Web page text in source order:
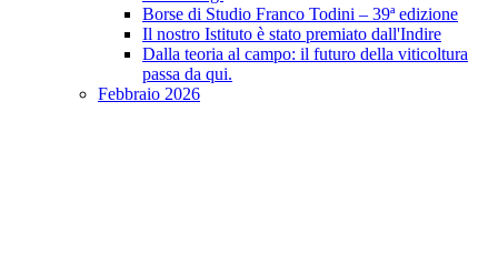
Borse di Studio Franco Todini – 39ª edizione
Il nostro Istituto è stato premiato dall'Indire
Dalla teoria al campo: il futuro della viticoltura
passa da qui.
Febbraio 2026